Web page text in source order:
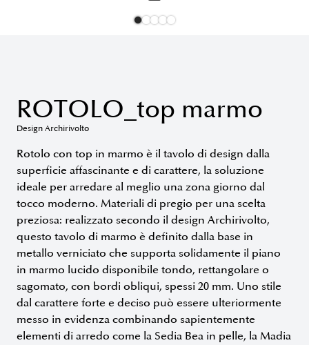
ROTOLO_top marmo
Design Archirivolto
Rotolo con top in marmo è il tavolo di design dalla
superficie affascinante e di carattere, la soluzione
ideale per arredare al meglio una zona giorno dal
tocco moderno. Materiali di pregio per una scelta
preziosa: realizzato secondo il design Archirivolto,
questo tavolo di marmo è definito dalla base in
metallo verniciato che supporta solidamente il piano
in marmo lucido disponibile tondo, rettangolare o
sagomato, con bordi obliqui, spessi 20 mm. Uno stile
dal carattere forte e deciso può essere ulteriormente
messo in evidenza combinando sapientemente
elementi di arredo come la Sedia Bea in pelle, la Madia